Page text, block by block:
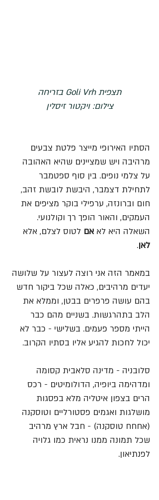
תצפית Goli Vrh בזריחה
צילום: ויקטור זיסלין
הסתיו האירופי מייצר פלטת צבעים
מרהיבה ויש שמציינים שהיא האהובה
על צלמי נופים. בין סוף ספטמבר
לתחילת דצמבר, היבשת לובשת זהב,
חום וברונזה, ערפילי בוקר מציפים את
העמקים, והאור הופך רך וקולנועי.
השאלה היא לא אם לטוס לצלם, אלא
לאן.
במאמר הזה אני רוצה לעצור על שלושה
יעדים מרהיבים, כאלה שכל ביקור חדש
בהם עושה פרפרים בבטן, וממלא את
הלב בתהרגשות. בשניים מהם כבר
הייתי מספר פעמים. בשלישי - כבר לא
יכול לחכות להגיע אליו בסתיו הקרוב.
סלובניה - מדינה סלאבית קסומה
ומדהימה ביופיה, הדולומיטים - רכס
הרים בצפון איטליה מלא בפסגות
מושלגות ואגמים פסטורליים וטוסקנה
(אחחח טוסקנה) - חבל ארץ מרהיב
שכל תמונה ממנו נראית כמו גלויה
לפנתיאון.